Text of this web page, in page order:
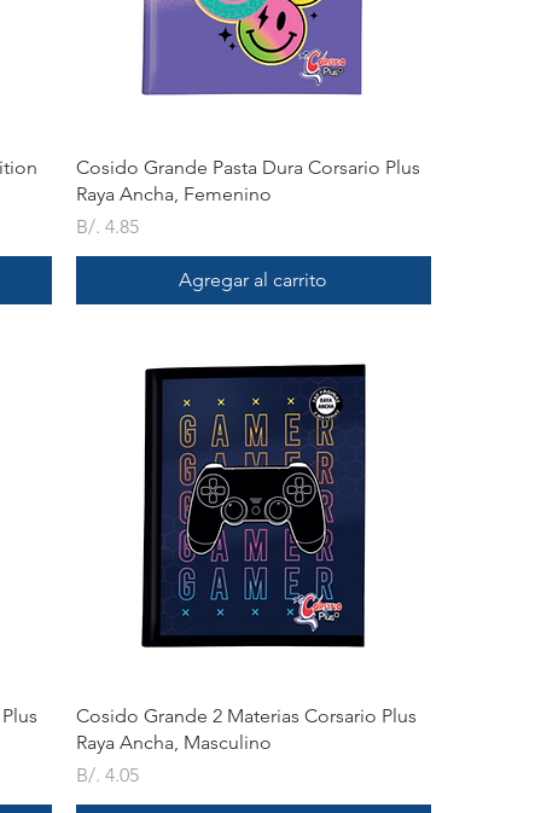
Vista rápida
Cosido Grande Pasta Dura Corsario Plus
Raya Ancha, Femenino
Precio
B/. 4.85
Agregar al carrito
Vista rápida
Cosido Grande 2 Materias Corsario Plus
Raya Ancha, Masculino
Precio
B/. 4.05